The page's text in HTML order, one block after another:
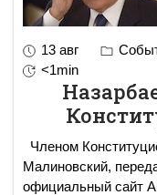
13 авг
<1min
Членом
Малиновский,
официальный сайт